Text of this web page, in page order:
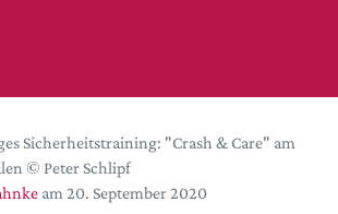
Sicherheitstraining: "Crash & Care" am
© Peter Schlipf
am 20. September 2020